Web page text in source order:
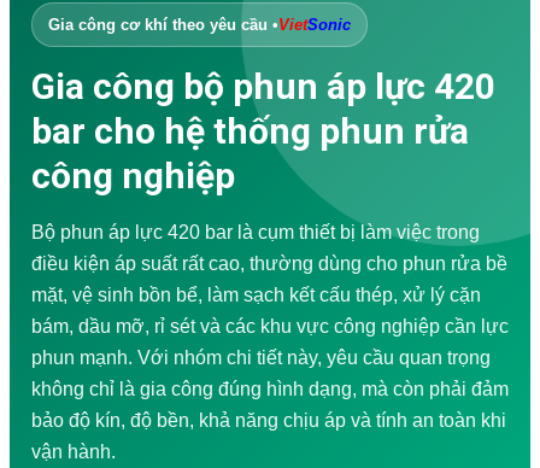
Đào tạo doanh nghiệp
Tư vấn – Thiết kế
Gia công cơ khí
Sửa chữa – Bảo trì
Chống thấm
Đánh giá hư hỏng
Thiết kế Website WordPress
Túi vải không dệt
Sản xuất túi vải không dệt
Dây chuyền sản xuất túi vải không dệt
Video Ứng dụng
Máy hàn siêu âm
Máy may siêu âm
Máy cắt siêu âm
Máy hàn siêu âm cầm tay
Máy hàn vảy thiếc siêu âm
Khuấy và trích ly siêu âm
Máy sản xuất túi vải
DOWNLOAD
Tiếng Việt
Gia công cơ khí theo yêu cầu •VietSonic
Gia công bộ phun áp lực 420
bar cho hệ thống phun rửa
công nghiệp
Bộ phun áp lực 420 bar là cụm thiết bị làm việc trong
điều kiện áp suất rất cao, thường dùng cho phun rửa bề
mặt, vệ sinh bồn bể, làm sạch kết cấu thép, xử lý cặn
bám, dầu mỡ, rỉ sét và các khu vực công nghiệp cần lực
phun mạnh. Với nhóm chi tiết này, yêu cầu quan trọng
không chỉ là gia công đúng hình dạng, mà còn phải đảm
bảo độ kín, độ bền, khả năng chịu áp và tính an toàn khi
vận hành.